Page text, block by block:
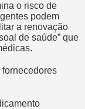
o risco de
podem
a renovação
de saúde” que